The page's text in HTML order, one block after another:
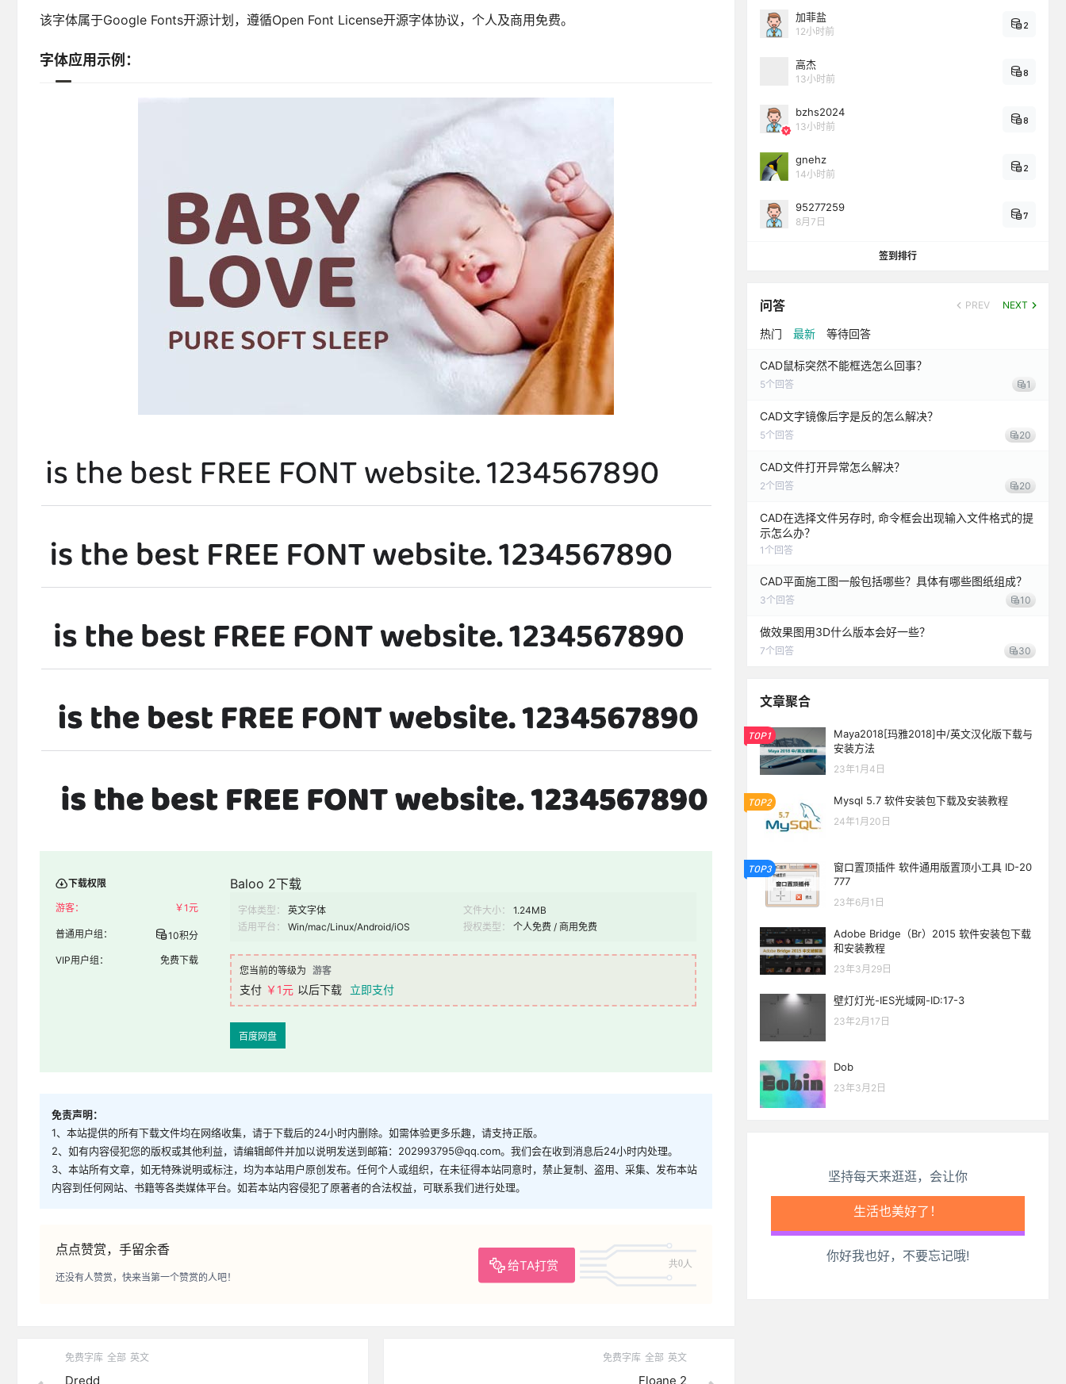
该字体属于Google Fonts开源计划，遵循Open Font License开源字体协议，个人及商用免费。
字体应用示例：
下载权限
游客： ￥1元
普通用户组： 10积分
VIP用户组： 免费下载
Baloo 2下载
字体类型： 英文字体 文件大小：
1.24MB
适用平台：
Win/mac/Linux/Android/iOS 授权类型： 个人免费 / 商用免费
您当前的等级为 游客
支付 ￥1元 以后下载 立即支付
百度网盘
免责声明：
1、本站提供的所有下载文件均在网络收集，请于下载后的24小时内删除。如需体验更多乐趣，请支持正版。
2、如有内容侵犯您的版权或其他利益，请编辑邮件并加以说明发送到邮箱：202993795@qq.com。我们会在收到消息后24小时内处理。
3、本站所有文章，如无特殊说明或标注，均为本站用户原创发布。任何个人或组织，在未征得本站同意时，禁止复制、盗用、采集、发布本站
内容到任何网站、书籍等各类媒体平台。如若本站内容侵犯了原著者的合法权益，可联系我们进行处理。
点点赞赏，手留余香
给TA打赏 共0人
还没有人赞赏，快来当第一个赞赏的人吧！
免费字库 全部 英文
Dredd
免费字库 全部 英文
Floane 2
加菲盐
12小时前
2
高杰
13小时前
8
bzhs2024
13小时前
8
gnehz
14小时前
2
95277259
8月7日
7
签到排行
问答 PREV NEXT
热门 最新 等待回答
CAD鼠标突然不能框选怎么回事？
5个回答 1
CAD文字镜像后字是反的怎么解决？
5个回答 20
CAD文件打开异常怎么解决？
2个回答 20
CAD在选择文件另存时, 命令框会出现输入文件格式的提
示怎么办？
1 个回答
CAD平面施工图一般包括哪些？具体有哪些图纸组成？
3个回答 10
做效果图用3D什么版本会好一些？
7个回答 30
文章聚合
TOP1
Maya2018[玛雅2018]中/英文汉化版下载与
安装方法
23年1月4日
TOP2 Mysql 5.7 软件安装包下载及安装教程
24年1月20日
TOP3
窗口置顶插件 软件通用版置顶小工具 ID-20
777
23年6月1日
Adobe Bridge（Br）2015 软件安装包下载
和安装教程
23年3月29日
壁灯灯光-IES光域网-ID:17-3
23年2月17日
Dob
23年3月2日
坚持每天来逛逛，会让你
生活也美好了！
心情也舒畅了！
你好我也好，不要忘记哦!